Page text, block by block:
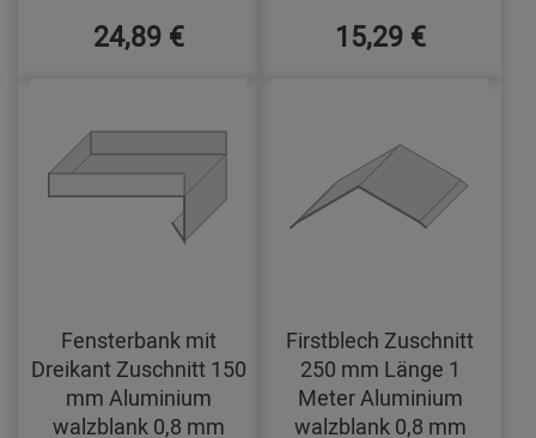
24,89 € 15,29 €
Fensterbank mit
Dreikant Zuschnitt 150
mm Aluminium
walzblank 0,8 mm
Firstblech Zuschnitt
250 mm Länge 1
Meter Aluminium
walzblank 0,8 mm